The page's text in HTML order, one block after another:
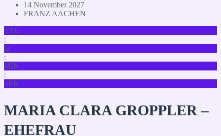
14 November 2027
FRANZ AACHEN
TAG
:
hr
:
MIN
:
SEK
MARIA CLARA GROPPLER –
EHEFRAU